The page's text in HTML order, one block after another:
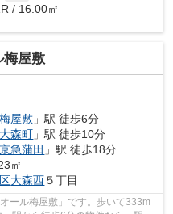
/ 16.00㎡
梅屋敷
梅屋敷 」駅 徒歩6分
大森町 」駅 徒歩10分
京急蒲田 」駅 徒歩18分
㎡
大森西５丁目
ール梅屋敷」です。歩いて333m